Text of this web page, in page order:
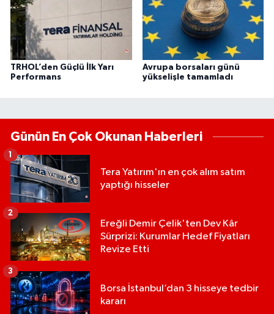
TRHOL’den Güçlü İlk Yarı
Performans
Avrupa borsaları günü
yükselişle tamamladı
Günün En Çok Okunan Haberleri
Tera Yatırım'ın en çok alım satım
yaptığı hisseler
1
Ereğli Demir Çelik'ten Dev Kâr
Sürprizi: Kurumlar Hedef Fiyatları
Revize Etti
2
Borsa İstanbul’dan 3 hisseye tedbir
kararı
3